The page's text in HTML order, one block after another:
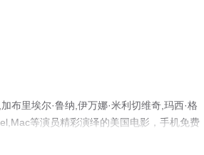
布里埃尔·鲁纳,伊万娜·米利切维奇,玛西·格
等演员精彩演绎的美国电影，手机免费
情网等平台了解。